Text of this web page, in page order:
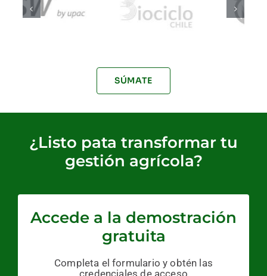
SÚMATE
¿Listo pata transformar tu
gestión agrícola?
Accede a la demostración
gratuita
Completa el formulario y obtén las